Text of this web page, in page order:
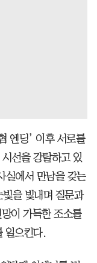
엔딩’ 이후 서로를
선을 강탈하고 있
실에서 만남을 갖는
을 빛내며 질문과
이 가득한 조소를
일으킨다.